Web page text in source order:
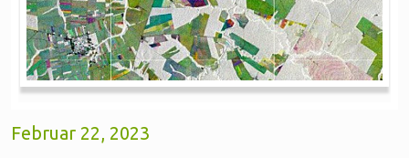
Februar 22, 2023